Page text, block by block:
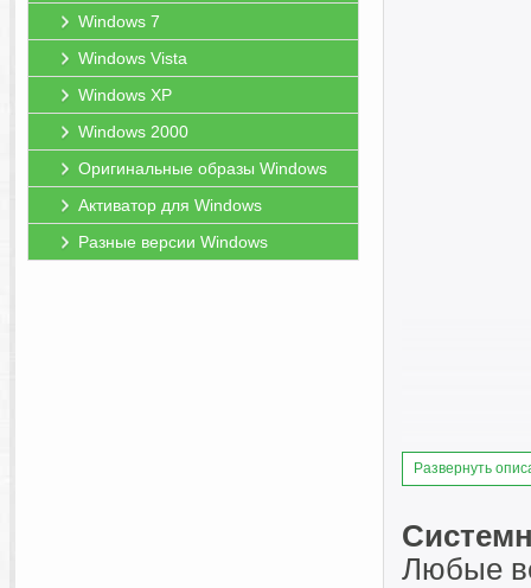
Windows 7
Windows Vista
Windows XP
Windows 2000
Оригинальные образы Windows
Активатор для Windows
Разные версии Windows
Развернуть
Любые